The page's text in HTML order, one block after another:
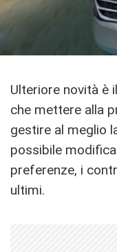
Ulteriore novità
che mettere alla
gestire al meglio
possibile
preferenze, i
ultimi.